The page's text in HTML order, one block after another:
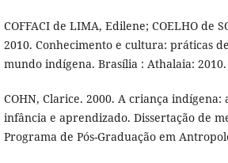
COFFACI de LIMA, Edilene; COELHO de
2010. Conhecimento e cultura: práticas
mundo indígena. Brasília : Athalaia: 2010.
COHN, Clarice. 2000. A criança indígena:
infância e aprendizado. Dissertação de
Programa de Pós-Graduação em